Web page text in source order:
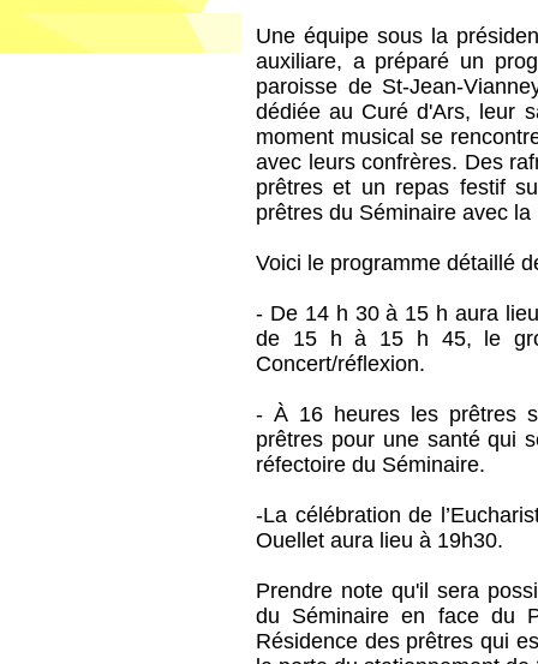
Une équipe sous la
auxiliare, a préparé un
paroisse de St-Jean-
dédiée au Curé d'Ars, leur
moment musical se
avec leurs confrères. Des
prêtres et un repas festif
prêtres du Séminaire avec
Voici le programme détaillé
- De 14 h 30 à 15 h aura
de 15 h à 15 h 45, le
Concert/réflexion.
- À 16 heures les prêtres
prêtres pour une santé qui
réfectoire du Séminaire.
-La célébration de
Ouellet aura lieu à 19h30.
Prendre note qu'il sera
du Séminaire en face du
Résidence des prêtres qui